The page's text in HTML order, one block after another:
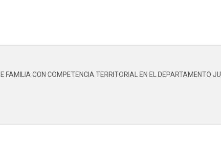
FAMILIA CON COMPETENCIA TERRITORIAL EN EL DEPARTAMENTO